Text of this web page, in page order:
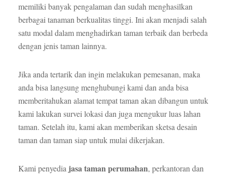
memiliki banyak pengalaman dan sudah menghasilkan
berbagai tanaman berkualitas tinggi. Ini akan menjadi salah
satu modal dalam menghadirkan taman terbaik dan berbeda
dengan jenis taman lainnya.
Jika anda tertarik dan ingin melakukan pemesanan, maka
anda bisa langsung menghubungi kami dan anda bisa
memberitahukan alamat tempat taman akan dibangun untuk
kami lakukan survei lokasi dan juga mengukur luas lahan
taman. Setelah itu, kami akan memberikan sketsa desain
taman dan taman siap untuk mulai dikerjakan.
Kami penyediajasa taman perumahan, perkantoran dan